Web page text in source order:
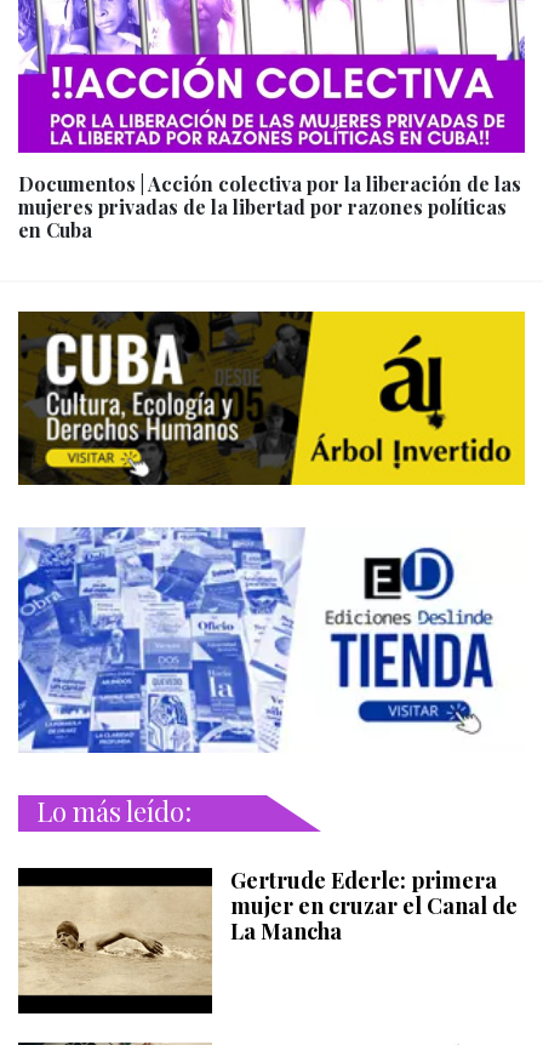
Documentos | Acción colectiva por la liberación de las
mujeres privadas de la libertad por razones políticas
en Cuba
Lo más leído:
Gertrude Ederle: primera
mujer en cruzar el Canal de
La Mancha